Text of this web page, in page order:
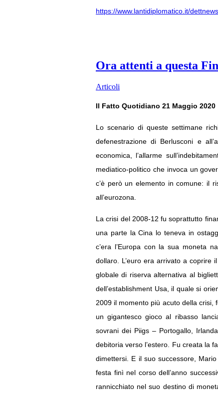
https://www.lantidiplomatico.it/
Ora attenti a questa
Articoli
Il Fatto Quotidiano 21 Maggio 2020
Lo scenario di queste settimane
defenestrazione di Berlusconi e
economica, l’allarme
mediatico-politico che invoca un
c’è però un elemento in comune: il
all’eurozona.
La crisi del 2008-12 fu soprattutto
una parte la Cina lo teneva in
c’era l’Europa con la sua moneta
dollaro. L’euro era arrivato a coprire
globale di riserva alternativa al
dell’establishment Usa, il quale si
2009 il momento più acuto della crisi,
un gigantesco gioco al ribasso
sovrani dei Piigs – Portogallo,
debitoria verso l’estero. Fu creata la
dimettersi. E il suo successore,
festa finì nel corso dell’anno
rannicchiato nel suo destino di